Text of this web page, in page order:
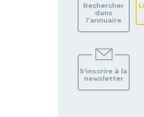
Rechercher
dans
l’annuaire
S'inscrire à la
newsletter